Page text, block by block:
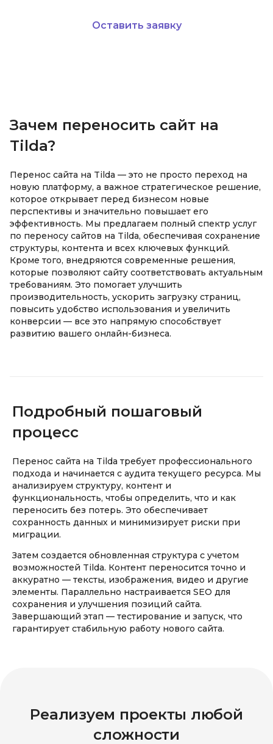
Оставить заявку
Зачем переносить сайт на
Tilda?
Перенос сайта на Tilda — это не просто переход на
новую платформу, а важное стратегическое решение,
которое открывает перед бизнесом новые
перспективы и значительно повышает его
эффективность. Мы предлагаем полный спектр услуг
по переносу сайтов на Tilda, обеспечивая сохранение
структуры, контента и всех ключевых функций.
Кроме того, внедряются современные решения,
которые позволяют сайту соответствовать актуальным
требованиям. Это помогает улучшить
производительность, ускорить загрузку страниц,
повысить удобство использования и увеличить
конверсии — все это напрямую способствует
развитию вашего онлайн-бизнеса.
Подробный пошаговый
процесс
Перенос сайта на Tilda требует профессионального
подхода и начинается с аудита текущего ресурса. Мы
анализируем структуру, контент и
функциональность, чтобы определить, что и как
переносить без потерь. Это обеспечивает
сохранность данных и минимизирует риски при
миграции.
Затем создается обновленная структура с учетом
возможностей Tilda. Контент переносится точно и
аккуратно — тексты, изображения, видео и другие
элементы. Параллельно настраивается SEO для
сохранения и улучшения позиций сайта.
Завершающий этап — тестирование и запуск, что
гарантирует стабильную работу нового сайта.
Реализуем проекты любой
сложности